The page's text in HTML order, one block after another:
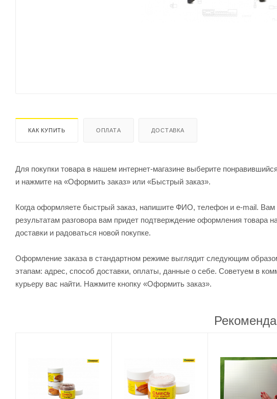
КАК КУПИТЬ ОПЛАТА ДОСТАВКА
Для покупки товара в нашем интернет-магазине выберите
и нажмите на «Оформить заказ» или «Быстрый заказ».
Когда оформляете быстрый заказ, напишите ФИО, телефон и e-mail. Вам
результатам разговора вам придет подтверждение оформления товара
доставки и радоваться новой покупке.
Оформление заказа в стандартном режиме выглядит следующим
этапам: адрес, способ доставки, оплаты, данные о себе. Советуем в
курьеру вас найти. Нажмите кнопку «Оформить заказ».